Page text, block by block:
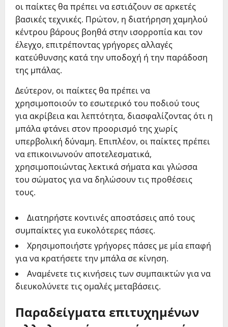
οι παίκτες θα πρέπει να εστιάζουν σε αρκετές
βασικές τεχνικές. Πρώτον, η διατήρηση χαμηλού
κέντρου βάρους βοηθά στην ισορροπία και τον
έλεγχο, επιτρέποντας γρήγορες αλλαγές
κατεύθυνσης κατά την υποδοχή ή την παράδοση
της μπάλας.
Δεύτερον, οι παίκτες θα πρέπει να
χρησιμοποιούν το εσωτερικό του ποδιού τους
για ακρίβεια και λεπτότητα, διασφαλίζοντας ότι η
μπάλα φτάνει στον προορισμό της χωρίς
υπερβολική δύναμη. Επιπλέον, οι παίκτες πρέπει
να επικοινωνούν αποτελεσματικά,
χρησιμοποιώντας λεκτικά σήματα και γλώσσα
του σώματος για να δηλώσουν τις προθέσεις
τους.
Διατηρήστε κοντινές αποστάσεις από τους
συμπαίκτες για ευκολότερες πάσες.
Χρησιμοποιήστε γρήγορες πάσες με μία επαφή
για να κρατήσετε την μπάλα σε κίνηση.
Αναμένετε τις κινήσεις των συμπαικτών για να
διευκολύνετε τις ομαλές μεταβάσεις.
Παραδείγματα επιτυχημένων